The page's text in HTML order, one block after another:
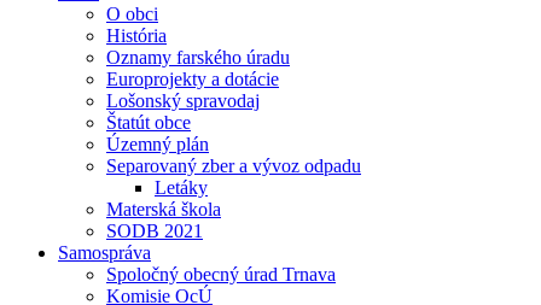
O obci
História
Oznamy farského úradu
Europrojekty a dotácie
Lošonský spravodaj
Štatút obce
Územný plán
Separovaný zber a vývoz odpadu
Letáky
Materská škola
SODB 2021
Samospráva
Spoločný obecný úrad Trnava
Komisie OcÚ